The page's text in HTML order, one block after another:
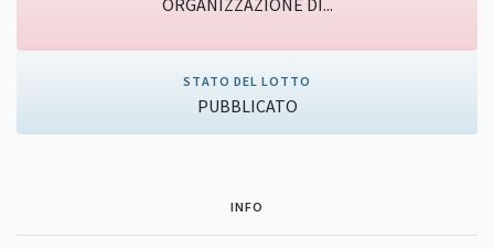
ORGANIZZAZIONE DI...
STATO DEL LOTTO
PUBBLICATO
INFO